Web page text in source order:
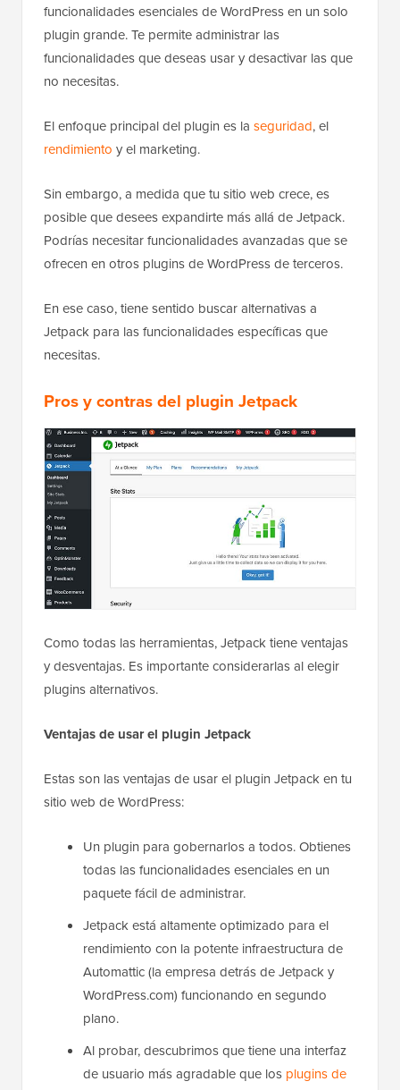
funcionalidades esenciales de WordPress en un solo
plugin grande. Te permite administrar las
funcionalidades que deseas usar y desactivar las que
no necesitas.
El enfoque principal del plugin es la seguridad, el
rendimiento y el marketing.
Sin embargo, a medida que tu sitio web crece, es
posible que desees expandirte más allá de Jetpack.
Podrías necesitar funcionalidades avanzadas que se
ofrecen en otros plugins de WordPress de terceros.
En ese caso, tiene sentido buscar alternativas a
Jetpack para las funcionalidades específicas que
necesitas.
Pros y contras del plugin Jetpack
Como todas las herramientas, Jetpack tiene ventajas
y desventajas. Es importante considerarlas al elegir
plugins alternativos.
Ventajas de usar el plugin Jetpack
Estas son las ventajas de usar el plugin Jetpack en tu
sitio web de WordPress:
Un plugin para gobernarlos a todos. Obtienes
todas las funcionalidades esenciales en un
paquete fácil de administrar.
Jetpack está altamente optimizado para el
rendimiento con la potente infraestructura de
Automattic (la empresa detrás de Jetpack y
WordPress.com) funcionando en segundo
plano.
Al probar, descubrimos que tiene una interfaz
de usuario más agradable que los plugins de